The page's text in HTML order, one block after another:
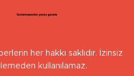
her hakkı saklıdır. İzinsiz
kullanılamaz.